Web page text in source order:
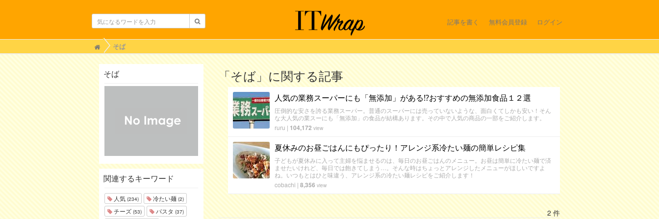
記事を書く 無料会員登録 ログイン
H
o
m
そば
そば
関連するキーワード
人気 (234) 冷たい麺 (2)
チーズ (53) パスタ (37)
「そば」に関する記事
人気の業務スーパーにも「無添加」がある⁉おすすめの無添加食品１２選
圧倒的な安さを誇る業務スーパー。普通のスーパーには売っていないような、面白くてしかも安い！そん
な大人気の業スーにも「無添加」の食品が結構あります。その中で人気の商品の一部をご紹介します。
ruru | 104,172 view
夏休みのお昼ごはんにもぴったり！アレンジ系冷たい麺の簡単レシピ集
子どもが夏休みに入って主婦を悩ませるのは、毎日のお昼ごはんのメニュー。お昼は簡単に冷たい麺で済
ませたいけれど、毎日では飽きてしまう…。そんな時はちょっとアレンジしたメニューがほしいですよ
ね。いつもとはひと味違う、アレンジ系の冷たい麺レシピをご紹介します！
cobachi | 8,356 view
2 件